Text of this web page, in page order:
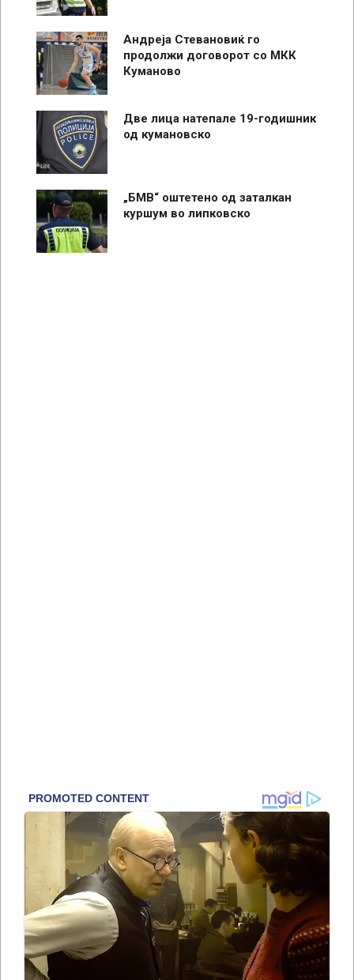
Андреја Стевановиќ го
продолжи договорот со МКК
Куманово
Две лица натепале 19-годишник
од кумановско
„БМВ“ оштетено од заталкан
куршум во липковско